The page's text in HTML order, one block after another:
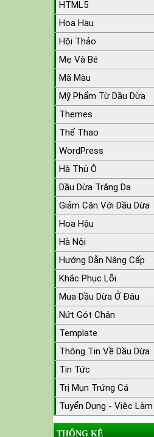
HTML5
Hoa Hau
Hội Thảo
Mẹ Và Bé
Mã Màu
Mỹ Phẩm Từ Dầu Dừa
Themes
Thể Thao
WordPress
Hà Thủ Ô
Dầu Dừa Trắng Da
Giảm Cân Với Dầu Dừa
Hoa Hậu
Hà Nội
Hướng Dẫn Nâng Cấp
Khắc Phục Lỗi
Mua Dầu Dừa Ở Đâu
Nứt Gót Chân
Template
Thông Tin Về Dầu Dừa
Tin Tức
Trị Mụn Trứng Cá
Tuyển Dụng - Việc Làm
THỐNG KÊ